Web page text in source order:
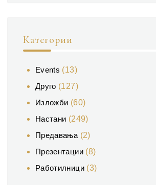
Категории
Events (13)
Друго (127)
Изложби (60)
Настани (249)
Предавања (2)
Презентации(8)
Работилници(3)